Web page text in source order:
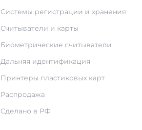
Системы регистрации и хранения
Считыватели и карты
Биометрические считыватели
Дальняя идентификация
Принтеры пластиковых карт
Распродажа
Сделано в РФ